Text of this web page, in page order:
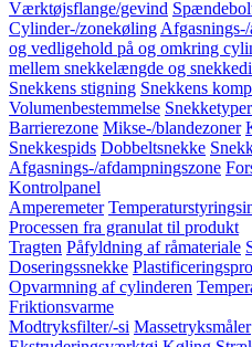
Værktøjsflange/gevind
Cylinder-/zonekøling
og vedligehold på og omkring
mellem snekkelængde og
Snekkens stigning Snekkens
Volumenbestemmelse Snekketyper
Barrierezone Mikse-/blandezoner
Snekkespids Dobbeltsnekke
Afgasnings-/afdampningszone
Kontrolpanel
Amperemeter
Processen fra granulat til produkt
Tragten Påfyldning af råmateriale
Doseringssnekke
Opvarmning af cylinderen
Friktionsvarme
Modtryksfilter/-si Massetryksmåler